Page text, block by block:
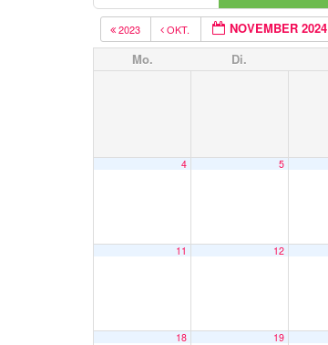
2023 OKT. NOVEMBER 2024
Mo. Di.
4 5
11 12
18 19